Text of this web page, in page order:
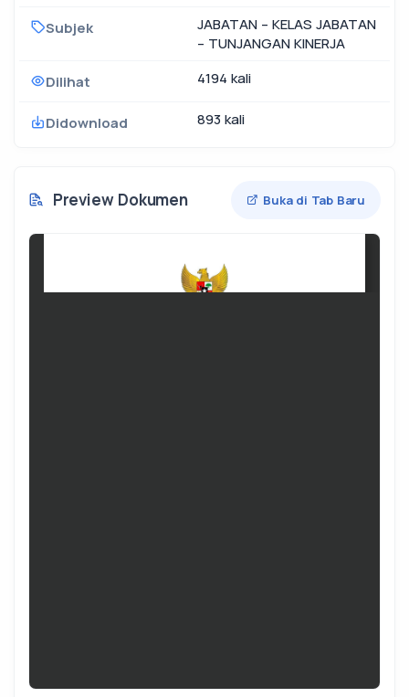
Subjek
JABATAN – KELAS JABATAN
– TUNJANGAN KINERJA
Dilihat
4194 kali
Didownload 893 kali
Preview Dokumen Buka di Tab Baru